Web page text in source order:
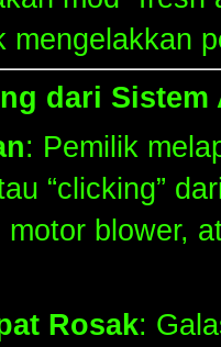
mengelakkan
dari Sistem
: Pemilik
“clicking”
motor blower,
Rosak: